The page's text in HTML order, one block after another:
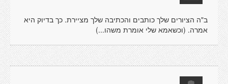
ב"ה הציורים שלך כותבים והכתיבה שלך מציירת. כך בדיוק היא
אמרה. (וכשאמא שלי אומרת משהו...)